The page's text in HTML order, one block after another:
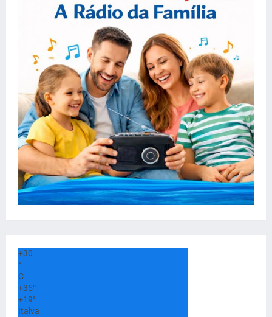
+30
°
C
+35°
+19°
Italva